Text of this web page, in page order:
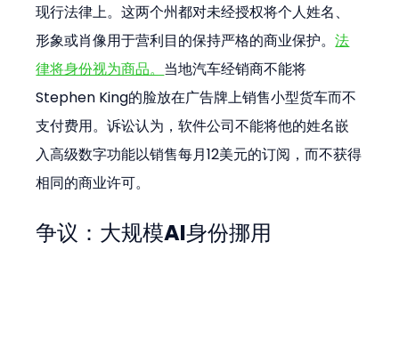
现行法律上。这两个州都对未经授权将个人姓名、
形象或肖像用于营利目的保持严格的商业保护。法
律将身份视为商品。 当地汽车经销商不能将
Stephen King的脸放在广告牌上销售小型货车而不
支付费用。诉讼认为，软件公司不能将他的姓名嵌
入高级数字功能以销售每月12美元的订阅，而不获得
相同的商业许可。
争议：大规模AI身份挪用